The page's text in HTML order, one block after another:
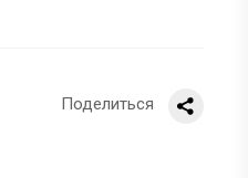
Поделиться